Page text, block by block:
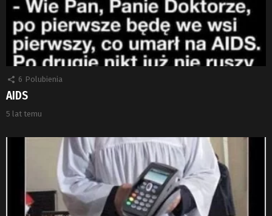
6 Polubienia
AIDS
5 lat temu